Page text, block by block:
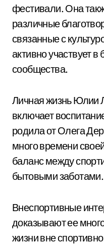
фестивали. Она
различные
связанные с
активно участвует
сообщества.
Личная жизнь Юлии
включает
родила от Олега
много времени
баланс между
бытовыми заботами.
Внеспортивные
доказывают ее
жизни вне